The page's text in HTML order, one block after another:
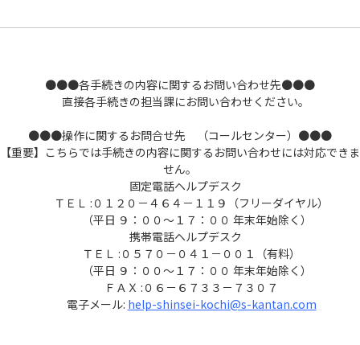
●●●各手続きの内容に関するお問い合わせ先●●●
直接各手続きの担当課にお問い合わせください。
●●●操作に関するお問合せ先 （コールセンター）●●●
【重要】こちらでは手続きの内容に関するお問い合わせには対応できま
せん。
固定電話ヘルプデスク
ＴＥＬ :０１２０－４６４－１１９（フリーダイヤル）
（平日 ９：００～１７：００ 年末年始除く）
携帯電話ヘルプデスク
ＴＥＬ :０５７０－０４１－００１（有料）
（平日 ９：００～１７：００ 年末年始除く）
ＦＡＸ :０６－６７３３－７３０７
電子メール: help-shinsei-kochi@s-kantan.com